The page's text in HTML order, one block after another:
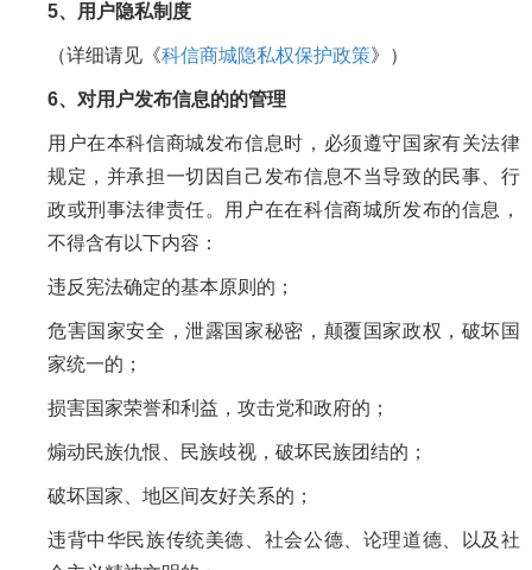
5、用户隐私制度
（详细请见《科信商城隐私权保护政策》）
6、对用户发布信息的的管理
用户在本科信商城发布信息时，必须遵守国家有关法律
规定，并承担一切因自己发布信息不当导致的民事、行
政或刑事法律责任。用户在在科信商城所发布的信息，
不得含有以下内容：
违反宪法确定的基本原则的；
危害国家安全，泄露国家秘密，颠覆国家政权，破坏国
家统一的；
损害国家荣誉和利益，攻击党和政府的；
煽动民族仇恨、民族歧视，破坏民族团结的；
破坏国家、地区间友好关系的；
违背中华民族传统美德、社会公德、论理道德、以及社